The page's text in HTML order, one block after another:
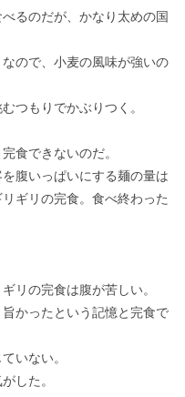
るのだが、かなり太めの国
ので、小麦の風味が強いの
つもりでかぶりつく。
食できないのだ。
腹いっぱいにする麺の量は
ギリの完食。食べ終わった
リの完食は腹が苦しい。
かったという記憶と完食で
いない。
した。